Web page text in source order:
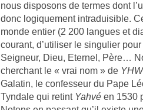
nous disposons de termes dont
donc logiquement intraduisible.
monde entier (2 200 langues et
courant, d’utiliser le singulier
Seigneur, Dieu, Eternel, Père…
cherchant le « vrai nom » de
Galatin, le confesseur du Pape
Tyndale qui retint Yahvé en 1530